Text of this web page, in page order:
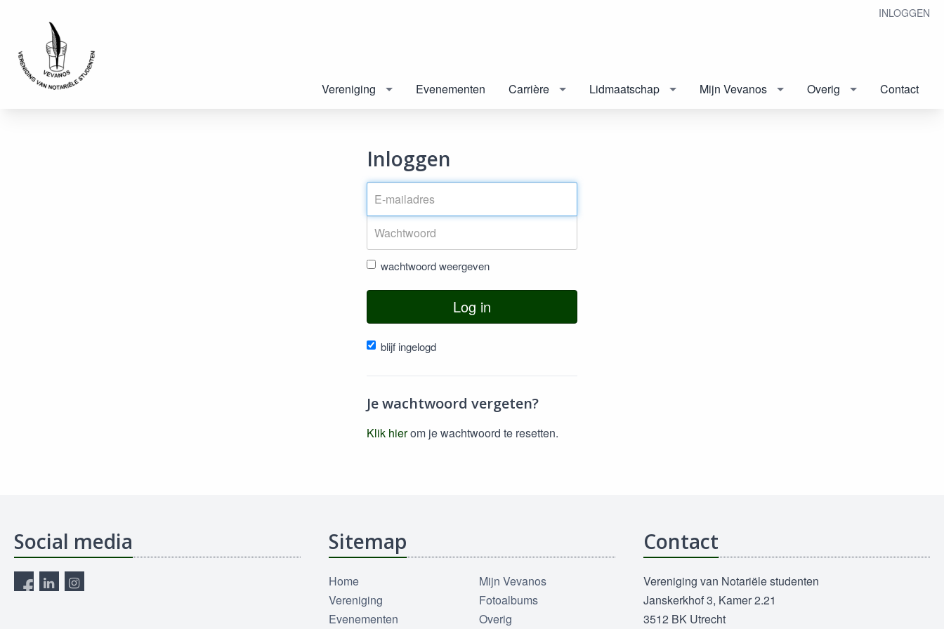
INLOGGEN
Vereniging Evenementen Carrière Lidmaatschap Mijn Vevanos Overig Contact
Inloggen
wachtwoord weergeven
Log in
blijf ingelogd
Je wachtwoord vergeten?
Klik hierom je wachtwoord te resetten.
Social media Sitemap
Home
Vereniging
Evenementen
Mijn Vevanos
Fotoalbums
Overig
Contact
Vereniging van Notariële studenten
Janskerkhof 3, Kamer 2.21
3512 BK Utrecht